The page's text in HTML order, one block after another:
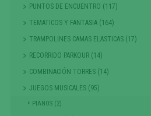
PUNTOS DE ENCUENTRO (117)
TEMATICOS Y FANTASIA (164)
TRAMPOLINES CAMAS ELASTICAS (17)
RECORRIDO PARKOUR (14)
COMBINACIÓN TORRES (14)
JUEGOS MUSICALES (95)
PIANOS (2)